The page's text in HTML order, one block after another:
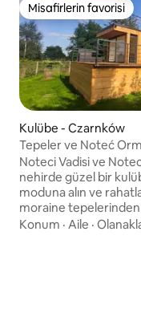
Misafirlerin favorisi
Misafirlerin favorisi
Kulübe - Czarnków
Tepeler ve Noteć
kenarında bir ev
Noteci Vadisi ve
nehirde güzel bir
moduna alın ve
moraine
çevrili büyük bir şehrin
Konum · Aile ·